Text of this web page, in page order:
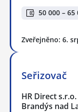
50 000 – 65
Zveřejněno: 6.
Seřizovač
HR Direct s.r.o.
Brandýs nad